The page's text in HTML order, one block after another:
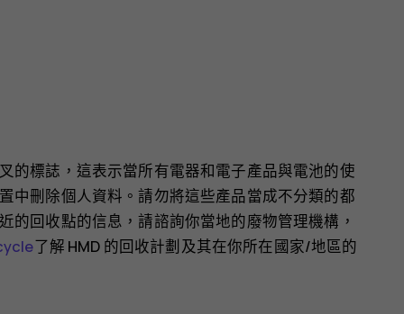
的標誌，這表示當所有電器和電子產品與電池的使
中刪除個人資料。請勿將這些產品當成不分類的都
回收點的信息，請諮詢你當地的廢物管理機構，
了解 HMD 的回收計劃及其在你所在國家/地區的